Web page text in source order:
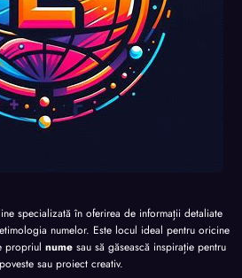
specializată în oferirea de informații detaliate
numelor. Este locul ideal pentru oricine
propriul nume sau să găsească inspirație pentru
sau proiect creativ.